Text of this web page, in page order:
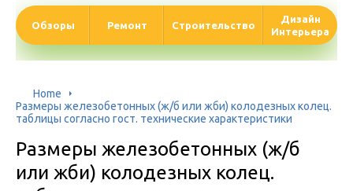
Обзоры Ремонт Строительство
Дизайн
Интерьера
Home
Размеры железобетонных (ж/б или жби) колодезных колец.
таблицы согласно гост. технические характеристики
Размеры железобетонных (ж/б
или жби) колодезных колец.